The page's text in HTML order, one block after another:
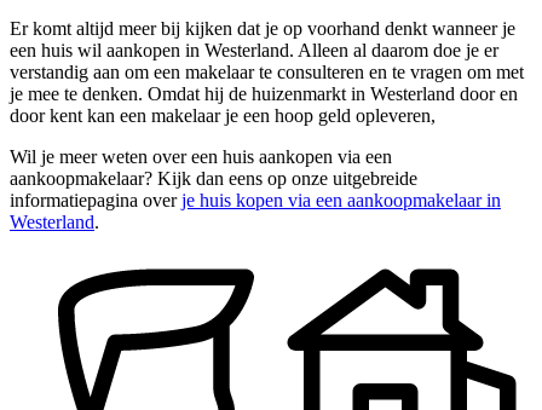
Er komt altijd meer bij kijken dat je op voorhand denkt wanneer je
een huis wil aankopen in Westerland. Alleen al daarom doe je er
verstandig aan om een makelaar te consulteren en te vragen om met
je mee te denken. Omdat hij de huizenmarkt in Westerland door en
door kent kan een makelaar je een hoop geld opleveren,
Wil je meer weten over een huis aankopen via een
aankoopmakelaar? Kijk dan eens op onze uitgebreide
informatiepagina overje huis kopen via een aankoopmakelaar in
Westerland.